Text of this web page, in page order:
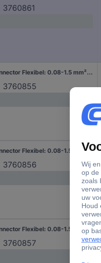
3760861
Donau Elektronik H381-03 Connector Flexibel: 0.08-1.5 mm² Massief: - Aantal polen: 3 1 stuk(s)
3760855
Donau Elektronik H381-02 Connector Flexibel: 0.08-1.5 mm² Massief: - Aantal polen: 2 1 stuk(s)
3760856
Donau Elektronik H381-04 Connector Flexibel: 0.08-1.5 mm² Massief: - Aantal polen: 4 1 stuk(s)
3760857